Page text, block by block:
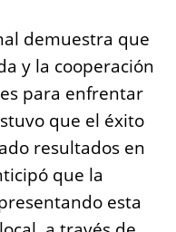
demuestra que
y la cooperación
para enfrentar
que el éxito
resultados en
que la
esta